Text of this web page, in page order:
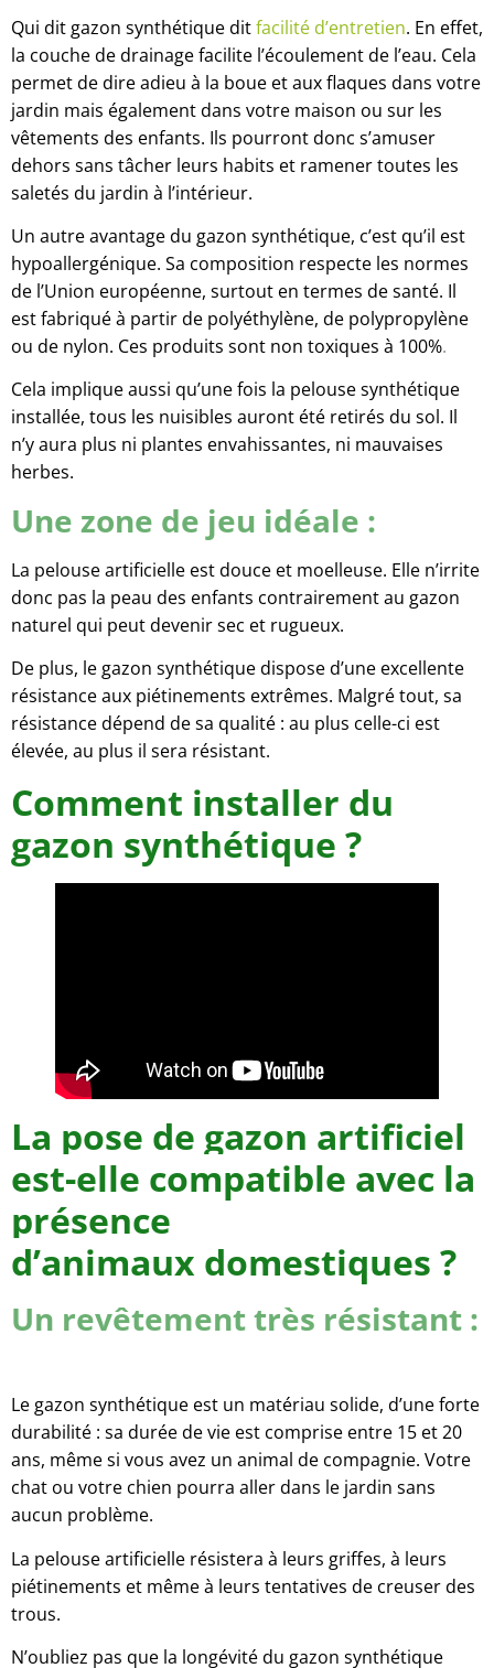
Qui dit gazon synthétique ditfacilité d’entretien. En effet,
la couche de drainage facilite l’écoulement de l’eau. Cela
permet de dire adieu à la boue et aux flaques dans votre
jardin mais également dans votre maison ou sur les
vêtements des enfants. Ils pourront donc s’amuser
dehors sans tâcher leurs habits et ramener toutes les
saletés du jardin à l’intérieur.
Un autre avantage du gazon synthétique, c’est qu’il est
hypoallergénique. Sa composition respecte les normes
de l’Union européenne, surtout en termes de santé. Il
est fabriqué à partir de polyéthylène, de polypropylène
ou de nylon. Ces produits sont non toxiques à 100%.
Cela implique aussi qu’une fois la pelouse synthétique
installée, tous les nuisibles auront été retirés du sol. Il
n’y aura plus ni plantes envahissantes, ni mauvaises
herbes.
Une zone de jeu idéale :
La pelouse artificielle est douce et moelleuse. Elle n’irrite
donc pas la peau des enfants contrairement au gazon
naturel qui peut devenir sec et rugueux.
De plus, le gazon synthétique dispose d’une excellente
résistance aux piétinements extrêmes. Malgré tout, sa
résistance dépend de sa qualité : au plus celle-ci est
élevée, au plus il sera résistant.
Comment installer du
gazon synthétique ?
La pose de gazon artificiel
est-elle compatible avec la
présence
d’animaux domestiques ?
Un revêtement très résistant :
Le gazon synthétique est un matériau solide, d’une forte
durabilité : sa durée de vie est comprise entre 15 et 20
ans, même si vous avez un animal de compagnie. Votre
chat ou votre chien pourra aller dans le jardin sans
aucun problème.
La pelouse artificielle résistera à leurs griffes, à leurs
piétinements et même à leurs tentatives de creuser des
trous.
N’oubliez pas que la longévité du gazon synthétique